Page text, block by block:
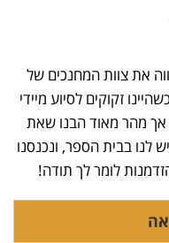
את צוות המחנכים של
זקוקים לסיוע מיידי
אך מהר מאוד הבנו שאת
לנו בבית הספר, ונכנסנו
לומר לך תודה!